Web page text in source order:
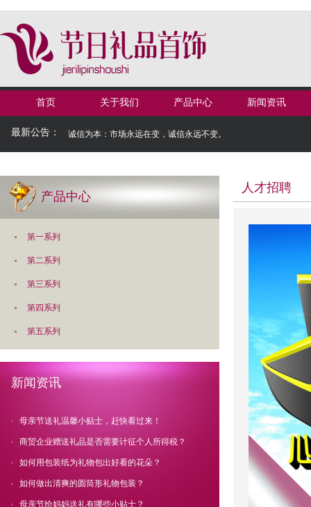
首页 关于我们 产品中心 新闻资讯
最新公告： 诚信为本：市场永远在变，诚信永远不变。
人才招聘
产品中心
第一系列
第二系列
第三系列
第四系列
第五系列
新闻资讯
母亲节送礼温馨小贴士，赶快看过来！
商贸企业赠送礼品是否需要计征个人所得税？
如何用包装纸为礼物包出好看的花朵？
如何做出清爽的圆筒形礼物包装？
母亲节给妈妈送礼有哪些小贴士？